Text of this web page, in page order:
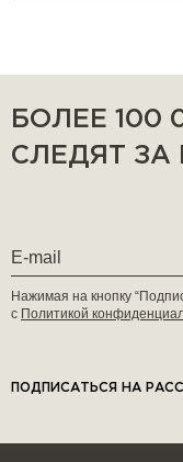
БОЛЕЕ 100
СЛЕДЯТ ЗА
Нажимая на кнопку
с Политикой
ПОДПИСАТЬСЯ НА